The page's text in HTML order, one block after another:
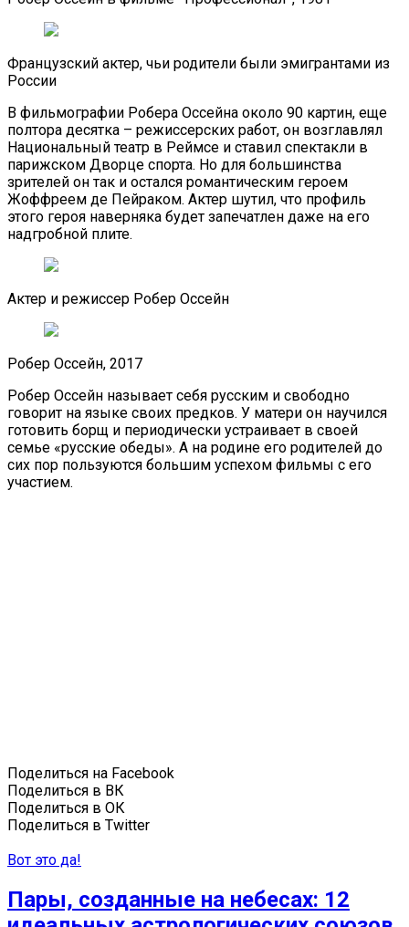
Французский актер, чьи родители были эмигрантами из
России
В фильмографии Робера Оссейна около 90 картин, еще
полтора десятка – режиссерских работ, он возглавлял
Национальный театр в Реймсе и ставил спектакли в
парижском Дворце спорта. Но для большинства
зрителей он так и остался романтическим героем
Жоффреем де Пейраком. Актер шутил, что профиль
этого героя наверняка будет запечатлен даже на его
надгробной плите.
Актер и режиссер Робер Оссейн
Робер Оссейн, 2017
Робер Оссейн называет себя русским и свободно
говорит на языке своих предков. У матери он научился
готовить борщ и периодически устраивает в своей
семье «русские обеды». А на родине его родителей до
сих пор пользуются большим успехом фильмы с его
участием.
Поделиться на Facebook
Поделиться в ВК
Поделиться в ОК
Поделиться в Twitter
Вот это да!
Пары, созданные на небесах: 12